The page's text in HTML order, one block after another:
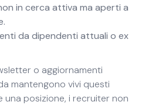
in cerca attiva ma aperti a
da dipendenti attuali o ex
o aggiornamenti
mantengono vivi questi
posizione, i recruiter non